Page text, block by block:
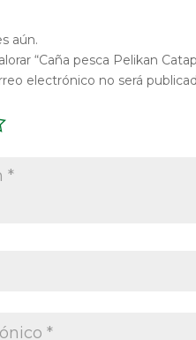
aún.
“Caña pesca Pelikan
electrónico no será